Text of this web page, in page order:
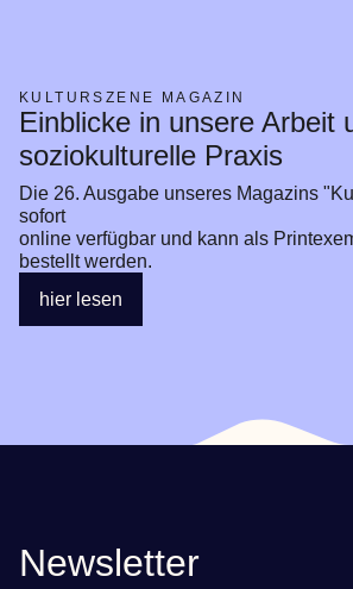
KULTURSZENE MAGAZIN
Einblicke in unsere Arbeit
soziokulturelle Praxis
Die 26. Ausgabe unseres Magazins
sofort
online verfügbar und kann als
bestellt werden.
hier lesen
Newsletter